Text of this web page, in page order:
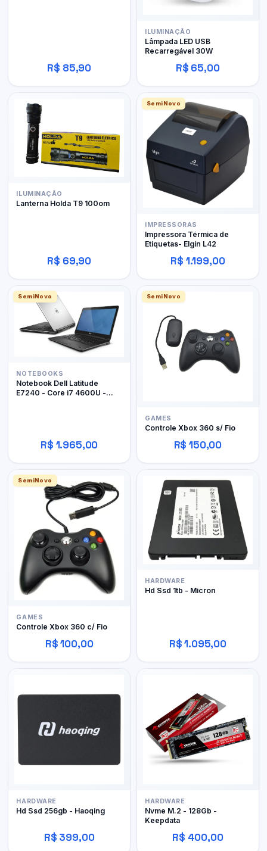
R$ 85,90
ILUMINAÇÃO
Lâmpada LED USB
Recarregável 30W
R$ 65,00
ILUMINAÇÃO
Lanterna Holda T9 100om
R$ 69,90
SemiNovo
IMPRESSORAS
Impressora Térmica de
Etiquetas- Elgin L42
R$ 1.199,00
SemiNovo
NOTEBOOKS
Notebook Dell Latitude
E7240 - Core i7 4600U -
R$ 1.965,00
SemiNovo
GAMES
Controle Xbox 360 s/ Fio
R$ 150,00
SemiNovo
GAMES
Controle Xbox 360 c/ Fio
R$ 100,00
HARDWARE
Hd Ssd 1tb - Micron
R$ 1.095,00
HARDWARE
Hd Ssd 256gb - Haoqing
R$ 399,00
HARDWARE
Nvme M.2 - 128Gb -
Keepdata
R$ 400,00